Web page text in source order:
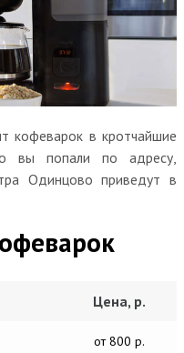
кофеварок в кротчайшие
вы попали по адресу,
Одинцово приведут в
Цена, р.
от 800 р.